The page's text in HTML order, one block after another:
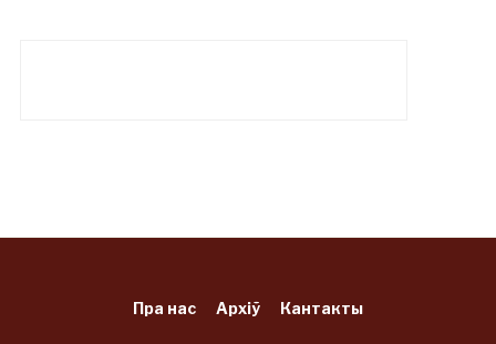
Пра нас Архіў Кантакты